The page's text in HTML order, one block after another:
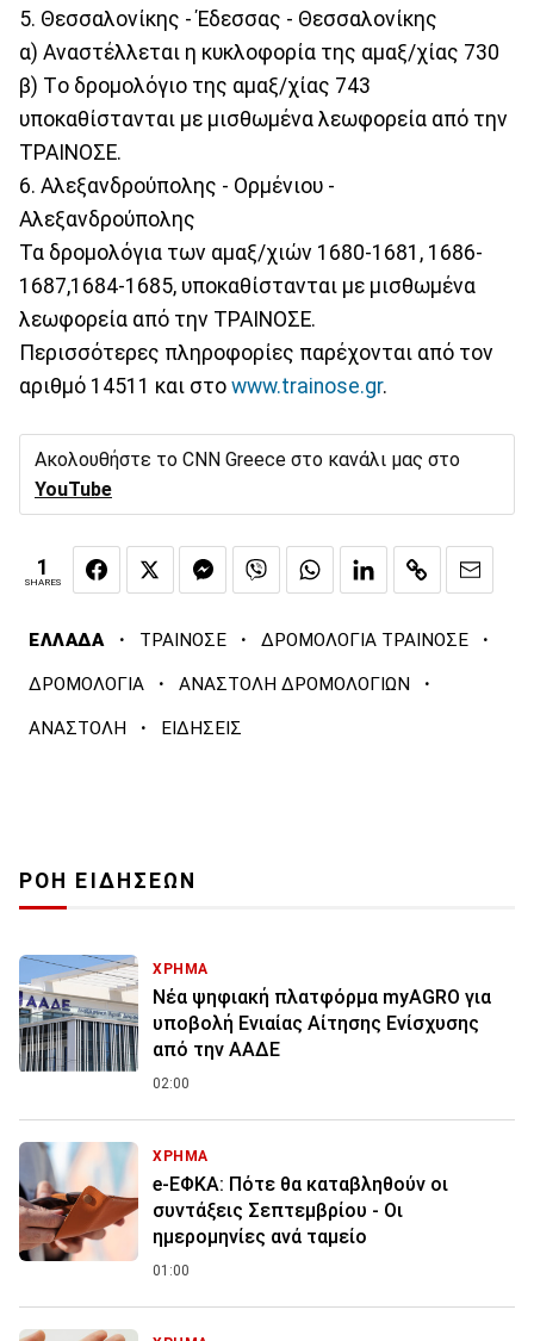
5. Θεσσαλονίκης - Έδεσσας - Θεσσαλονίκης
α) Αναστέλλεται η κυκλοφορία της αμαξ/χίας 730
β) Τo δρομολόγιο της αμαξ/χίας 743
υποκαθίστανται με μισθωμένα λεωφορεία από την
ΤΡΑΙΝΟΣΕ.
6. Αλεξανδρούπολης - Ορμένιου -
Αλεξανδρούπολης
Τα δρομολόγια των αμαξ/χιών 1680-1681, 1686-
1687,1684-1685, υποκαθίστανται με μισθωμένα
λεωφορεία από την ΤΡΑΙΝΟΣΕ.
Περισσότερες πληροφορίες παρέχονται από τον
αριθμό 14511 και στο www.trainose.gr.
Ακολουθήστε το CNN Greece στο κανάλι μας στο
YouTube
1
SHARES
ΕΛΛΑΔΑ · ΤΡΑΙΝΟΣΕ · ΔΡΟΜΟΛΟΓΙΑ ΤΡΑΙΝΟΣΕ ·
ΔΡΟΜΟΛΟΓΙΑ · ΑΝΑΣΤΟΛΗ ΔΡΟΜΟΛΟΓΙΩΝ ·
ΑΝΑΣΤΟΛΗ · ΕΙΔΗΣΕΙΣ
ΡΟΗ ΕΙΔΗΣΕΩΝ
ΧΡΗΜΑ
Νέα ψηφιακή πλατφόρμα myAGRO για
υποβολή Ενιαίας Αίτησης Ενίσχυσης
από την ΑΑΔΕ
02:00
ΧΡΗΜΑ
e-ΕΦΚΑ: Πότε θα καταβληθούν οι
συντάξεις Σεπτεμβρίου - Οι
ημερομηνίες ανά ταμείο
01:00